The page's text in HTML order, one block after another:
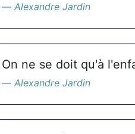
Alexandre Jardin
On ne se doit qu'à
Alexandre Jardin